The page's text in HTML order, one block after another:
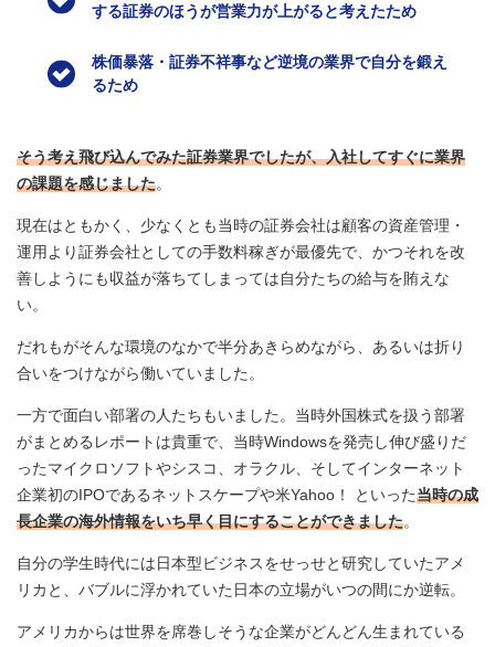
する証券のほうが営業力が上がると考えたため
株価暴落・証券不祥事など逆境の業界で自分を鍛え
るため
そう考え飛び込んでみた証券業界でしたが、入社してすぐに業界
の課題を感じました。
現在はともかく、少なくとも当時の証券会社は顧客の資産管理・
運用より証券会社としての手数料稼ぎが最優先で、かつそれを改
善しようにも収益が落ちてしまっては自分たちの給与を賄えな
い。
だれもがそんな環境のなかで半分あきらめながら、あるいは折り
合いをつけながら働いていました。
一方で面白い部署の人たちもいました。当時外国株式を扱う部署
がまとめるレポートは貴重で、当時Windowsを発売し伸び盛りだ
ったマイクロソフトやシスコ、オラクル、そしてインターネット
企業初のIPOであるネットスケープや米Yahoo！ といった当時の成
長企業の海外情報をいち早く目にすることができました。
自分の学生時代には日本型ビジネスをせっせと研究していたアメ
リカと、バブルに浮かれていた日本の立場がいつの間にか逆転。
アメリカからは世界を席巻しそうな企業がどんどん生まれている